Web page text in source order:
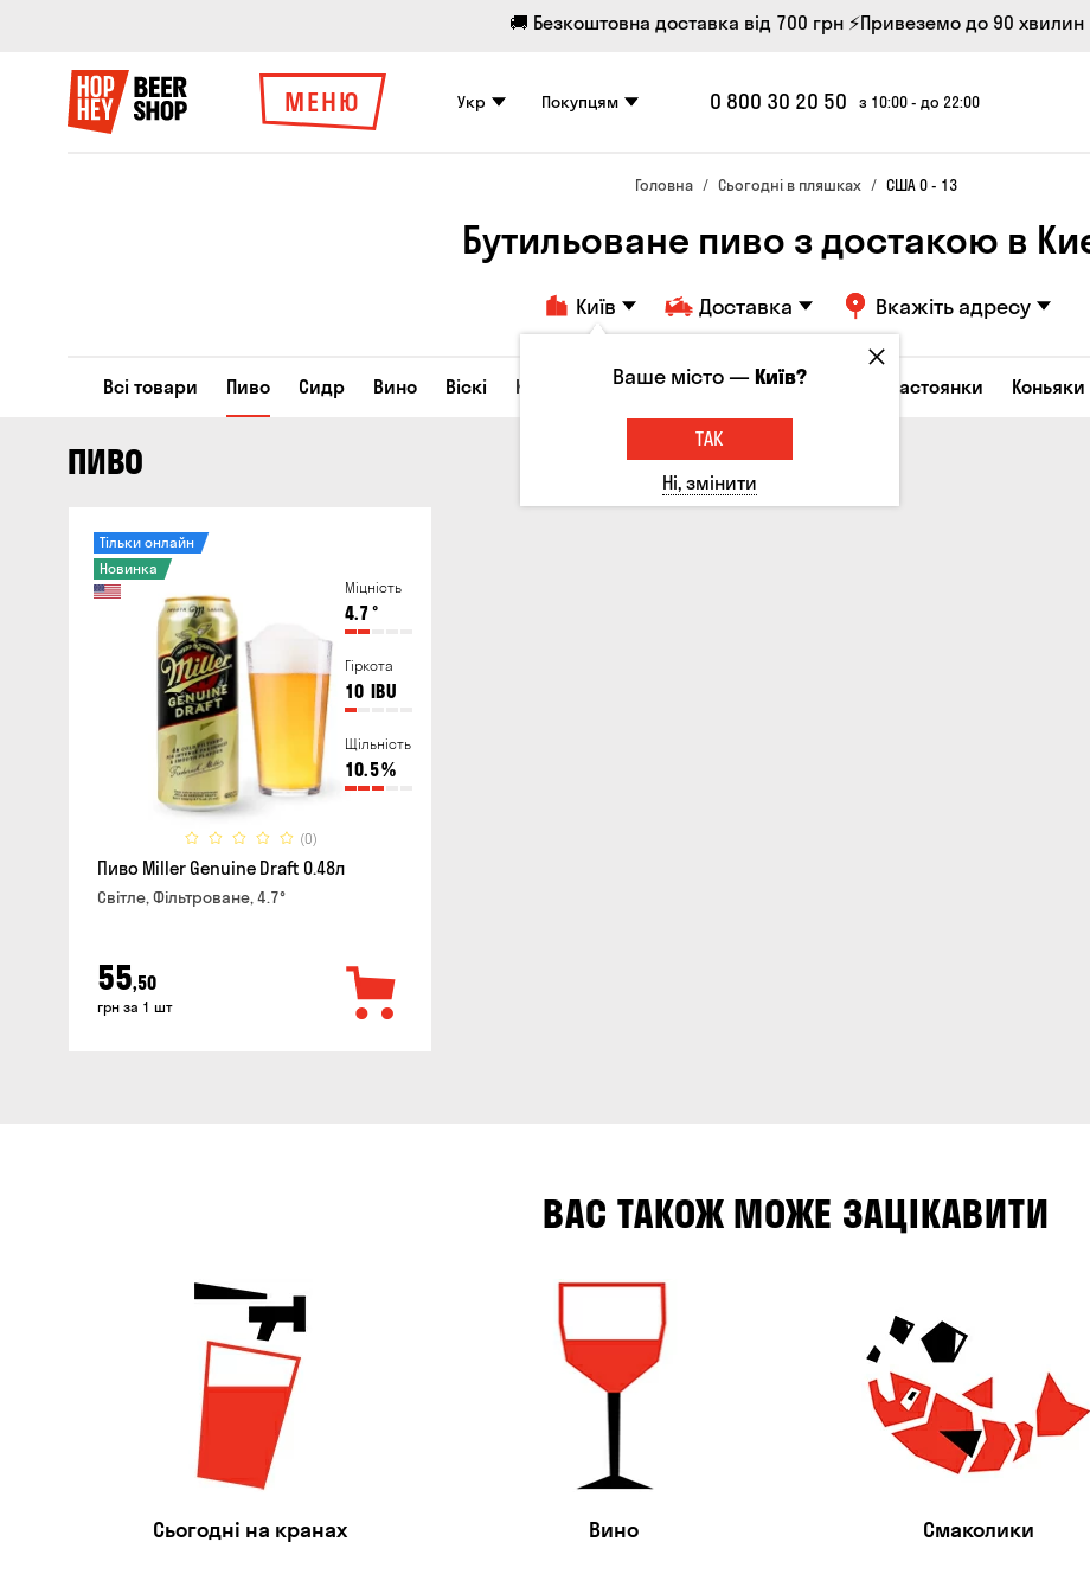
🚚 Безкоштовна доставка від 700 грн ⚡Привеземо до 90 хвилин
МЕНЮ Укр Покупцям 0 800 30 20 50 з 10:00 - до 22:00
Головна Сьогодні в пляшках США 0 - 13
Бутильоване пиво з достакою в
Київ Доставка Вкажіть адресу
Всі товари Пиво Сидр Вино Віскі Коктейлі Горілка Соджу Лікери та настоянки Коньяки
ПИВО
Міцність
4.7°
Гіркота
10 IBU
Щільність
10.5%
(0)
Тільки онлайн
Новинка
Пиво Miller Genuine Draft 0.48л
Світле, Фільтроване, 4.7°
55,50
грн за 1 шт
ВАС ТАКОЖ МОЖЕ ЗАЦІКАВИТИ
Сьогодні на кранах Вино Смаколики
Ваше місто —Київ?
ТАК
Ні, змінити